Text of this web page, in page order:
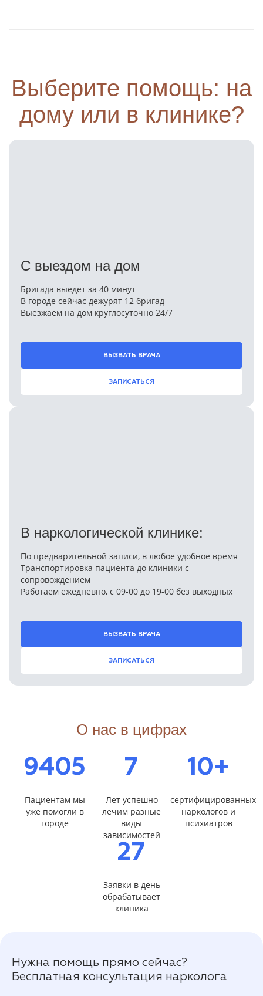
Выберите помощь: на
дому или в клинике?
С выездом на дом
Бригада выедет за 40 минут
В городе сейчас дежурят 12 бригад
Выезжаем на дом круглосуточно 24/7
ВЫЗВАТЬ ВРАЧА
ЗАПИСАТЬСЯ
В наркологической клинике:
По предварительной записи, в любое удобное время
Транспортировка пациента до клиники с
сопровождением
Работаем ежедневно, с 09-00 до 19-00 без выходных
ВЫЗВАТЬ ВРАЧА
ЗАПИСАТЬСЯ
О нас в цифрах
9405
Пациентам мы
уже помогли в
городе
7
Лет успешно
лечим разные
виды
зависимостей
10+
сертифицированных
наркологов и
психиатров
27
Заявки в день
обрабатывает
клиника
Нужна помощь прямо сейчас?
Бесплатная консультация нарколога